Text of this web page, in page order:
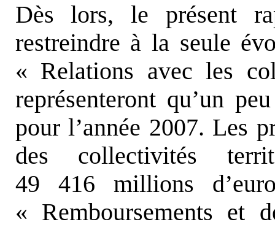
Dès lors, le présent
restreindre à la seule
« Relations avec les
représenteront qu’un
pour l’année 2007. Les
des collectivités
49 416 millions
« Remboursements et